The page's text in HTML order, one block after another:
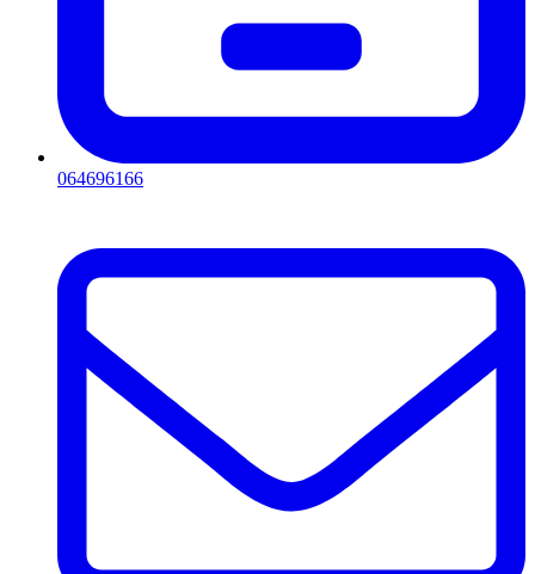
064696166